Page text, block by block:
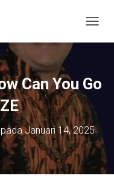
O
E
I
G
A
Can You Go
padaJanuari 14, 2025